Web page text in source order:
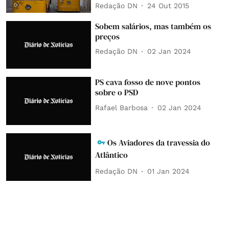
Redação DN 24 Out 2015
Sobem salários, mas também os
preços
Redação DN 02 Jan 2024
PS cava fosso de nove pontos
sobre o PSD
Rafael Barbosa 02 Jan 2024
Os Aviadores da travessia do
Atlântico
Redação DN 01 Jan 2024